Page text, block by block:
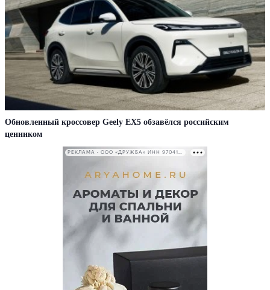
Обновленный кроссовер Geely EX5 обзавёлся российским
ценником
РЕКЛАМА • ООО «ДРУЖБА» ИНН 9704146411